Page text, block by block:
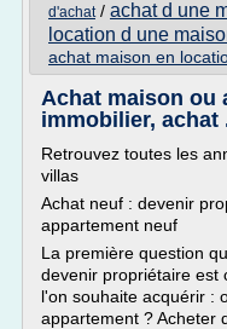
d'achat/ achat d une
location d une
achat maison en
Achat maison ou
immobilier, achat
Retrouvez toutes les
villas
Achat neuf : devenir
appartement neuf
La première question
devenir propriétaire est
l'on souhaite acquérir :
appartement ? Acheter